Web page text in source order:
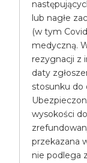
lub nagłe
(w tym
medyczną.
rezygnacji z
daty
stosunku do
wysokości
przekazana
nie podlega